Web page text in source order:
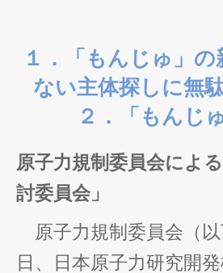
１．「もんじゅ」
ない主体探しに無
２．「もんじ
原子力規制委員会によ
討委員会」
原子力規制委員会（
日、日本原子力研究開